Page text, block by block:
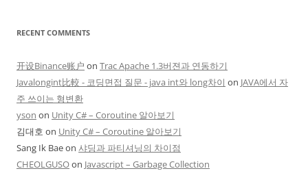
RECENT COMMENTS
开设Binance账户 on Trac Apache 1.3버젼과 연동하기
Javalongint比較 - 코딩면접 질문 - java int와 long차이 on JAVA에서 자
주 쓰이는 형변환
yson on Unity C# – Coroutine 알아보기
김대호 on Unity C# – Coroutine 알아보기
Sang Ik Baeon 샤딩과 파티셔닝의 차이점
CHEOLGUSOon Javascript – Garbage Collection